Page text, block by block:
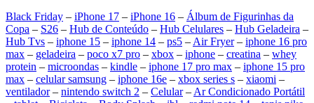
Black Friday – iPhone 17 – iPhone 16 – Álbum de Figurinhas da
Copa – S26 – Hub de Conteúdo – Hub Celulares – Hub Geladeira –
Hub Tvs – iphone 15 – iphone 14 – ps5 – Air Fryer– iphone 16 pro
max – geladeira – poco x7 pro – xbox – iphone – creatina – whey
protein – microondas – kindle – iphone 17 pro max – iphone 15 pro
max – celular samsung – iphone 16e – xbox series s – xiaomi –
ventilador– nintendo switch 2 – Celular– Ar Condicionado Portátil